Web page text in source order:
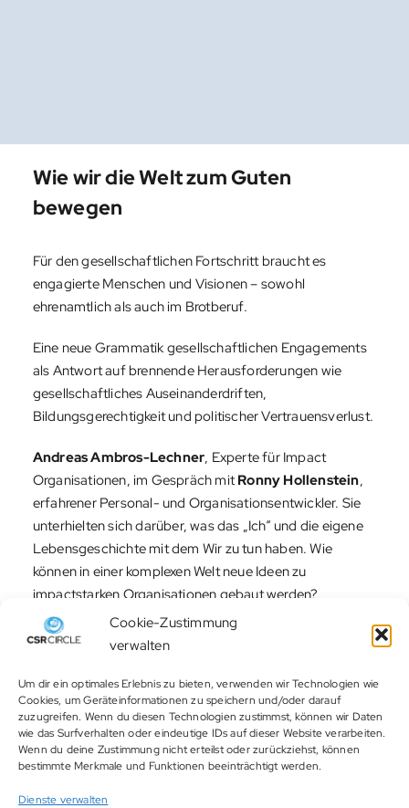
Cookie-Zustimmung
verwalten
Um dir ein optimales Erlebnis zu bieten, verwenden wir Technologien wie
Cookies, um Geräteinformationen zu speichern und/oder darauf
zuzugreifen. Wenn du diesen Technologien zustimmst, können wir Daten
wie das Surfverhalten oder eindeutige IDs auf dieser Website verarbeiten.
Wenn du deine Zustimmung nicht erteilst oder zurückziehst, können
bestimmte Merkmale und Funktionen beeinträchtigt werden.
Dienste verwalten
Wie wir die Welt zum Guten
bewegen
Für den gesellschaftlichen Fortschritt braucht es
engagierte Menschen und Visionen – sowohl
ehrenamtlich als auch im Brotberuf.
Eine neue Grammatik gesellschaftlichen Engagements
als Antwort auf brennende Herausforderungen wie
gesellschaftliches Auseinanderdriften,
Bildungsgerechtigkeit und politischer Vertrauensverlust.
Andreas Ambros-Lechner, Experte für Impact
Organisationen, im Gespräch mitRonny Hollenstein,
erfahrener Personal- und Organisationsentwickler. Sie
unterhielten sich darüber, was das „Ich“ und die eigene
Lebensgeschichte mit dem Wir zu tun haben. Wie
können in einer komplexen Welt neue Ideen zu
impactstarken Organisationen gebaut werden?
Ein gutes Frühstück und jede Menge Networking haben
Jahresauftakt-Highlight gemacht.
Impressionen